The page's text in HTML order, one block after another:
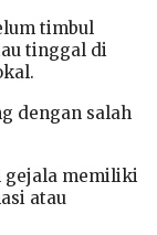
timbul
tinggal di
dengan salah
gejala memiliki
atau